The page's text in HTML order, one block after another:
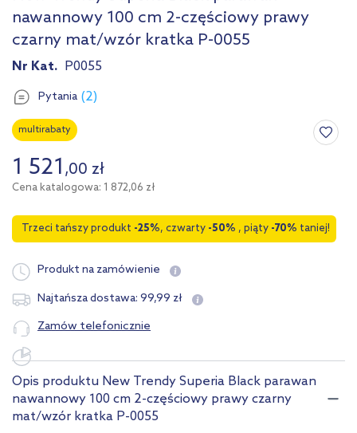
nawannowy 100 cm 2-częściowy prawy
czarny mat/wzór kratka P-0055
Nr Kat. P0055
Pytania (2)
multirabaty
1 521 ,00 zł
Cena katalogowa: 1 872,06 zł
Trzeci tańszy produkt -25%, czwarty -50% , piąty -70% taniej!
Produkt na zamówienie
Najtańsza dostawa: 99,99 zł
Zamów telefonicznie
Opis produktu New Trendy Superia Black parawan
nawannowy 100 cm 2-częściowy prawy czarny
mat/wzór kratka P-0055